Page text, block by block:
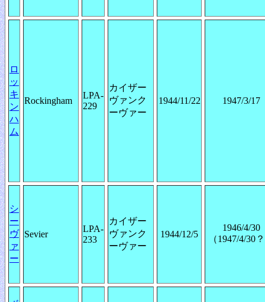
ロ
ッ
キ
ン
ハ
ム
Rockingham
LPA-
229
カイザー
ヴァンク
ーヴァー
1944/11/22 1947/3/17
シ
ー
ヴ
ァ
ー
Sevier
LPA-
233
カイザー
ヴァンク
ーヴァー
1944/12/5
1946/4/30
（1947/4/30